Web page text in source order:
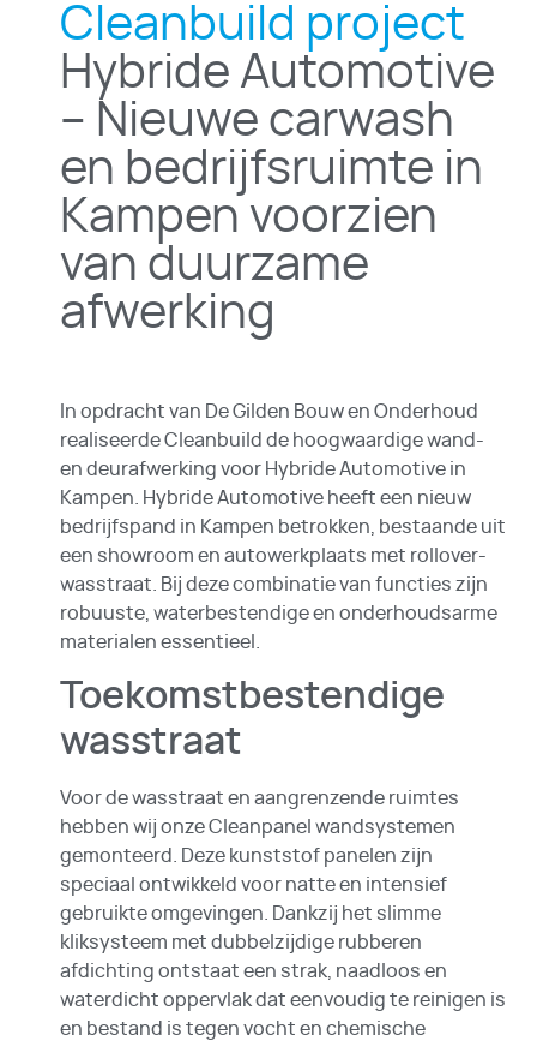
Cleanbuild project
Hybride Automotive
– Nieuwe carwash
en bedrijfsruimte in
Kampen voorzien
van duurzame
afwerking
In opdracht van De Gilden Bouw en Onderhoud
realiseerde Cleanbuild de hoogwaardige wand-
en deurafwerking voor Hybride Automotive in
Kampen. Hybride Automotive heeft een nieuw
bedrijfspand in Kampen betrokken, bestaande uit
een showroom en autowerkplaats met rollover-
wasstraat. Bij deze combinatie van functies zijn
robuuste, waterbestendige en onderhoudsarme
materialen essentieel.
Toekomstbestendige
wasstraat
Voor de wasstraat en aangrenzende ruimtes
hebben wij onze Cleanpanel wandsystemen
gemonteerd. Deze kunststof panelen zijn
speciaal ontwikkeld voor natte en intensief
gebruikte omgevingen. Dankzij het slimme
kliksysteem met dubbelzijdige rubberen
afdichting ontstaat een strak, naadloos en
waterdicht oppervlak dat eenvoudig te reinigen is
en bestand is tegen vocht en chemische